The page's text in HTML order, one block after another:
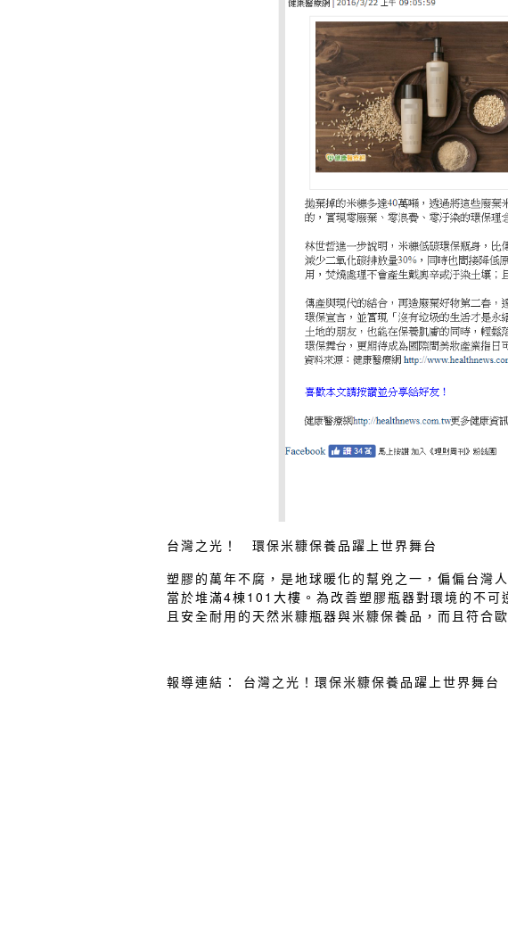
台灣之光！ 環保米糠保養品躍上世界舞台
塑膠的萬年不腐，是地球暖化的幫兇之一，偏偏台灣
當於堆滿4棟101大樓。為改善塑膠瓶器對環境的不
且安全耐用的天然米糠瓶器與米糠保養品，而且符合
報導連結： 台灣之光！環保米糠保養品躍上世界舞台